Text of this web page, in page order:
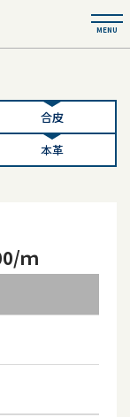
合皮
本革
ｍ